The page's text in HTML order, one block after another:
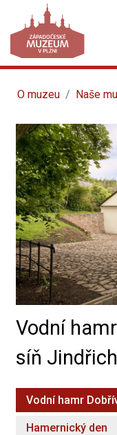
O muzeu Naše
Vodní
síň
Vodní hamr
Hamernický den